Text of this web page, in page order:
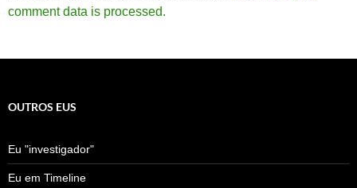
comment data is processed.
OUTROS EUS
Eu "investigador"
Eu em Timeline